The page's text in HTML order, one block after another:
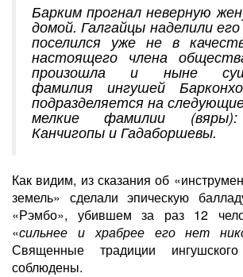
Барким прогнал неверную
домой. Галгайцы наделили
поселился уже не в
настоящего члена
произошла и ныне
фамилия ингушей
подразделяется на
мелкие фамилии
Канчигопы и Гадаборшевы.
Как видим, из сказания об
земель» сделали эпическую
«Рэмбо», убившем за раз 12
«сильнее и храбрее его нет
Священные традиции ингушского
соблюдены.